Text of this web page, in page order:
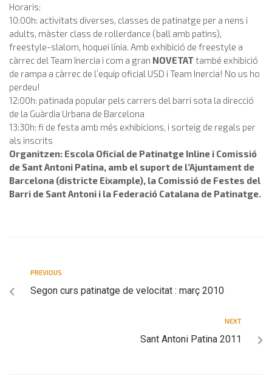
Horaris:
10:00h: activitats diverses, classes de patinatge per a nens i
adults, màster class de rollerdance (ball amb patins),
freestyle-slalom, hoquei línia. Amb exhibició de freestyle a
càrrec del Team Inercia i com a gran NOVETATtambé exhibició
de rampa a càrrec de l’equip oficial USD i Team Inercia! No us ho
perdeu!
12:00h: patinada popular pels carrers del barri sota la direcció
de la Guàrdia Urbana de Barcelona
13:30h: fi de festa amb més exhibicions, i sorteig de regals per
als inscrits
Organitzen: Escola Oficial de Patinatge Inline i Comissió
de Sant Antoni Patina, amb el suport de l’Ajuntament de
Barcelona (districte Eixample), la Comissió de Festes del
Barri de Sant Antoni i la Federació Catalana de Patinatge.
PREVIOUS
Segon curs patinatge de velocitat : març 2010
NEXT
Sant Antoni Patina 2011